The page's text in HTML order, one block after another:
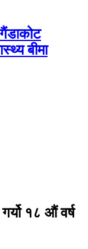
बीमा
१८ औं वर्ष